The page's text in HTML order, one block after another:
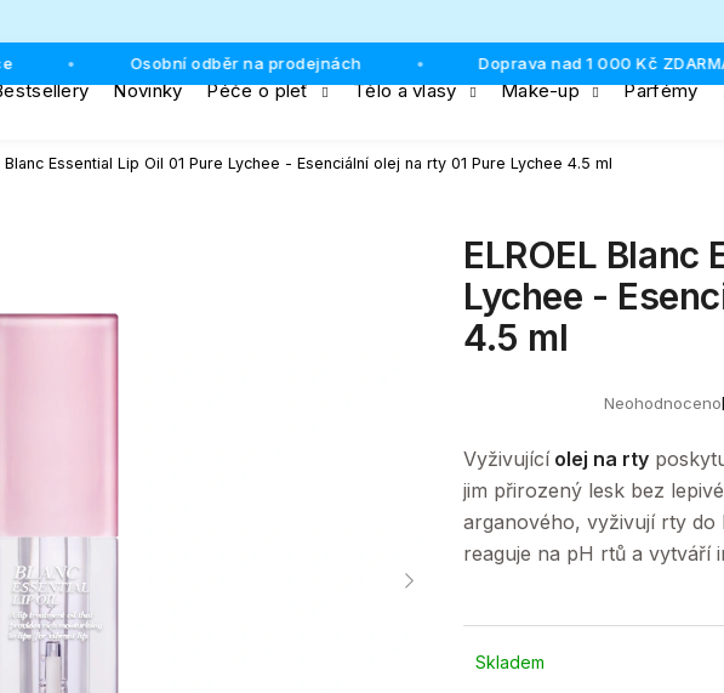
Osobní odběr na prodejnách Doprava nad 1 000 Kč ZDARMA
Novinky Péče o pleť Tělo a vlasy Make-up Parfémy
Blanc Essential Lip Oil 01 Pure Lychee - Esenciální olej na rty 01 Pure Lychee 4.5 ml
produktu
je
0,0
z
5
hvězdiček.
Neohodnoceno
ELROEL Blanc
Lychee -
4.5 ml
Vyživujícíolej na rty
jim přirozený lesk bez
arganového, vyživují rty
reaguje na pH rtů a vytváří
Skladem